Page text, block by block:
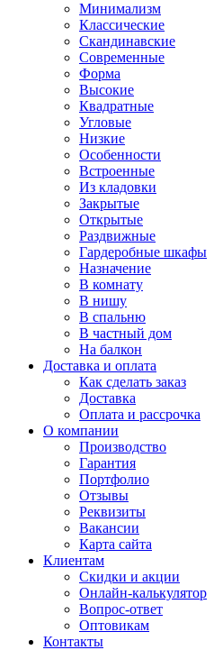
Минимализм
Классические
Скандинавские
Современные
Форма
Высокие
Квадратные
Угловые
Низкие
Особенности
Встроенные
Из кладовки
Закрытые
Открытые
Раздвижные
Гардеробные шкафы
Назначение
В комнату
В нишу
В спальню
В частный дом
На балкон
Доставка и оплата
Как сделать заказ
Доставка
Оплата и рассрочка
О компании
Производство
Гарантия
Портфолио
Отзывы
Реквизиты
Вакансии
Карта сайта
Клиентам
Скидки и акции
Онлайн-калькулятор
Вопрос-ответ
Оптовикам
Контакты